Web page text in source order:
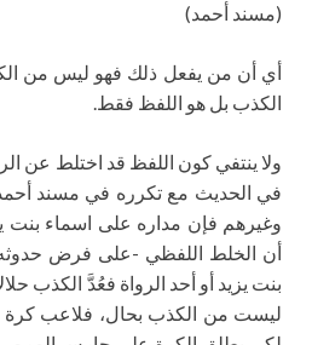
(مسند أحمد)
أي أن من يفعل ذلك فهو ليس من
الكذب بل هو اللفظ فقط.
ولا ينتفي كون اللفظ قد اختلط عن
في الحديث مع تكرره في مسند
وغيرهم فإن مداره على اسماء بنت
أن الخلط اللفظي -على فرض
بنت يزيد أو أحد الرواة فعُدَّ الكذب
ليست من الكذب بحال، فلاعب كرة